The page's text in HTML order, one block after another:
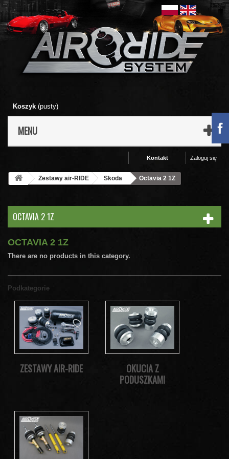
Koszyk (pusty)
MENU
Zaloguj się
Kontakt
Zestawy air-RIDE Skoda Octavia 2 1Z
OCTAVIA 2 1Z
OCTAVIA 2 1Z
There are no products in this category.
Podkategorie
ZESTAWY AIR-RIDE
OKUCIA Z
PODUSZKAMI